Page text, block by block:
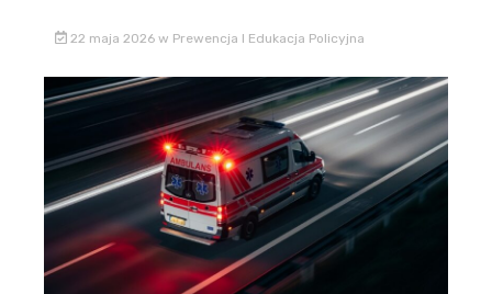
22 maja 2026 w Prewencja I Edukacja Policyjna